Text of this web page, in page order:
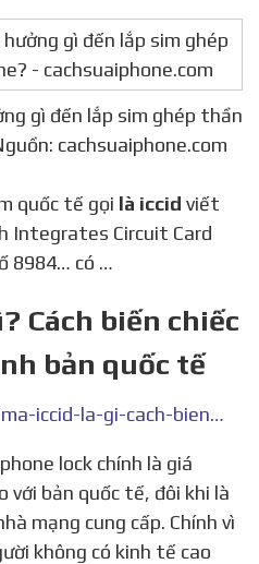
gì đến lắp sim ghép thần
cachsuaiphone.com
quốc tế gọi là iccid viết
Integrates Circuit Card
8984… có …
Cách biến chiếc
bản quốc tế
https://www.yan.vn/ma-iccid-la-gi-cach-bien-chiec-iphone-lock-thanh-ban-quoc-te-252473.html
với bản quốc tế, đôi khi là
mạng cung cấp. Chính vì
không có kinh tế cao